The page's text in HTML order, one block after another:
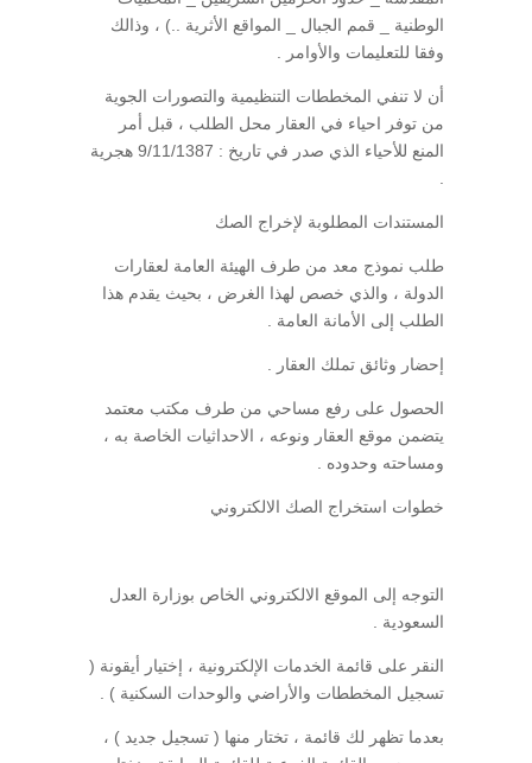
الوطنية _ قمم الجبال _ المواقع الأثرية ..) ، وذالك
وفقا للتعليمات والأوامر .
أن لا تنفي المخططات التنظيمية والتصورات الجوية
من توفر احياء في العقار محل الطلب ، قبل أمر
المنع للأحياء الذي صدر في تاريخ : 9/11/1387 هجرية
المستندات المطلوبة لإخراج الصك
طلب نموذج معد من طرف الهيئة العامة لعقارات
الدولة ، والذي خصص لهذا الغرض ، بحيث يقدم هذا
الطلب إلى الأمانة العامة .
إحضار وثائق تملك العقار .
الحصول على رفع مساحي من طرف مكتب معتمد
يتضمن موقع العقار ونوعه ، الاحداثيات الخاصة به ،
ومساحته وحدوده .
خطوات استخراج الصك الالكتروني
التوجه إلى الموقع الالكتروني الخاص بوزارة العدل
السعودية .
النقر على قائمة الخدمات الإلكترونية ، إختيار أيقونة (
تسجيل المخططات والأراضي والوحدات السكنية ) .
بعدما تظهر لك قائمة ، تختار منها ( تسجيل جديد ) ،